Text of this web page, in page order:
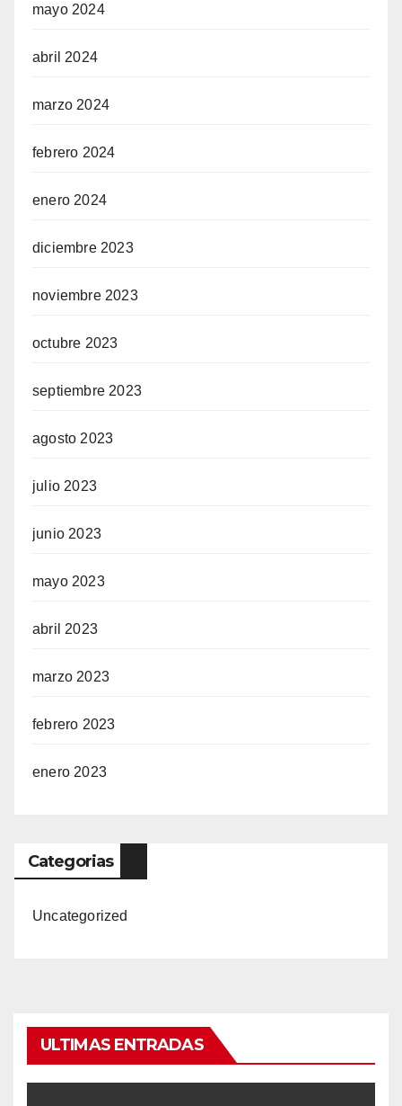
mayo 2024
abril 2024
marzo 2024
febrero 2024
enero 2024
diciembre 2023
noviembre 2023
octubre 2023
septiembre 2023
agosto 2023
julio 2023
junio 2023
mayo 2023
abril 2023
marzo 2023
febrero 2023
enero 2023
Categorias
Uncategorized
ULTIMAS ENTRADAS